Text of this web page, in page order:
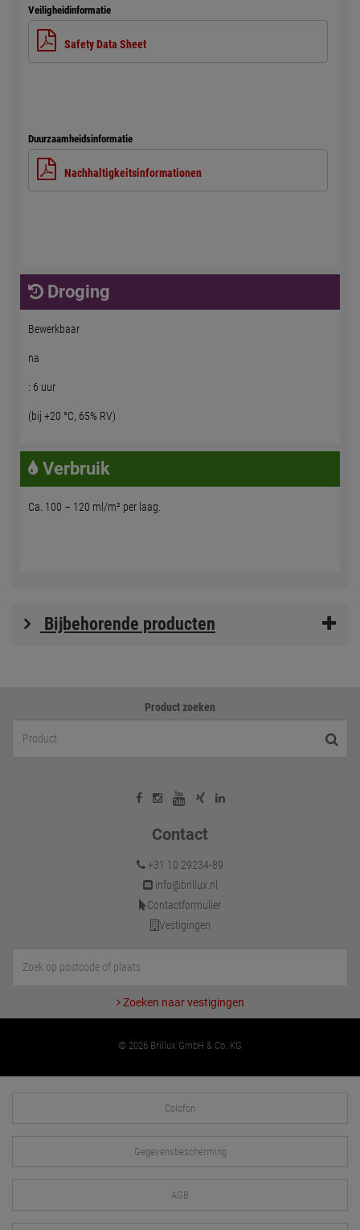
Veiligheidinformatie
Safety Data Sheet
Duurzaamheidsinformatie
Nachhaltigkeitsinformationen
Droging
Bewerkbaar
na
: 6 uur
(bij +20 °C, 65% RV)
Verbruik
Ca. 100 – 120 ml/m² per laag.
Bijbehorende producten
Product zoeken
Contact
+31 10 29234-89
info@brillux.nl
Contactformulier
Vestigingen
Zoeken naar vestigingen
© 2026 Brillux GmbH & Co. KG
Colofon
Gegevensbescherming
AGB